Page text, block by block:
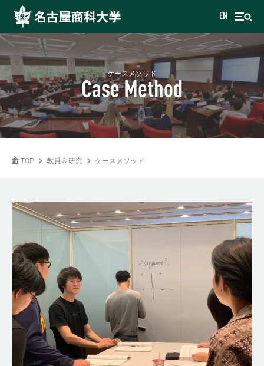
EN
ケースメソッド
Case Method
TOP 教員 & 研究 ケースメソッド